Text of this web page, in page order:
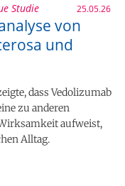
Studie 25.05.26
von
und
dass Vedolizumab
zu anderen
aufweist,
Alltag.